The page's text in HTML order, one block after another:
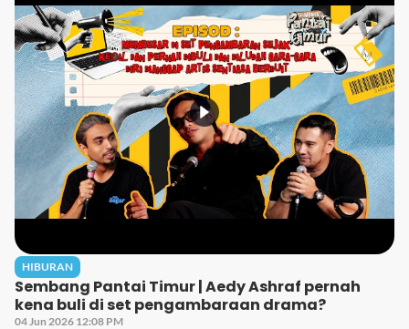
HIBURAN
Sembang Pantai Timur | Aedy Ashraf pernah
kena buli di set pengambaraan drama?
04 Jun 2026 12:08 PM